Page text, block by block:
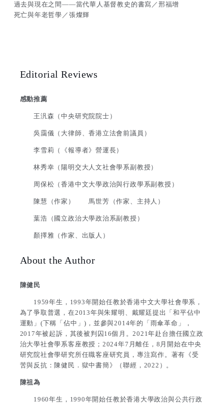
過去與現在之間——當代華人基督教史的書寫／邢福增
死亡與年老哲學／張燦輝
Editorial Reviews
感動推薦
王汎森（中央研究院院士）
吳靄儀（大律師、香港立法會前議員）
李雪莉（《報導者》營運長）
林秀幸（陽明交大人文社會學系副教授）
周保松（香港中文大學政治與行政學系副教授）
陳慧（作家） 馬世芳（作家、主持人）
葉浩（國立政治大學政治系副教授）
顏擇雅（作家、出版人）
About the Author
陳健民
1959年生，1993年開始任教於香港中文大學社會學系，
為了爭取普選，在2013年與朱耀明、戴耀廷提出「和平佔中
運動」(下稱「佔中」)，並參與2014年的「雨傘革命」，
2017年被起訴，其後被判囚16個月。2021年赴台擔任國立政
治大學社會學系客座教授；2024年7月離任，8月開始在中央
研究院社會學研究所任職客座研究員，專注寫作。著有《受
苦與反抗：陳健民．獄中書簡》（聯經，2022）。
陳祖為
1960年生，1990年開始任教於香港大學政治與公共行政